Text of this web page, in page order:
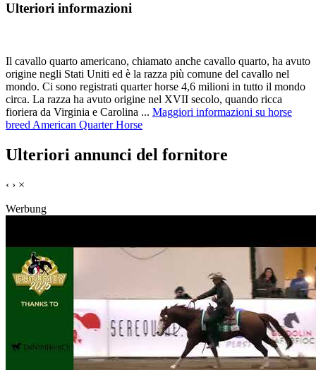
Ulteriori informazioni
Il cavallo quarto americano, chiamato anche cavallo quarto, ha avuto
origine negli Stati Uniti ed è la razza più comune del cavallo nel
mondo. Ci sono registrati quarter horse 4,6 milioni in tutto il mondo
circa. La razza ha avuto origine nel XVII secolo, quando ricca
fioriera da Virginia e Carolina ... Maggiori informazioni su horse
breed American Quarter Horse
Ulteriori annunci del fornitore
‹ › ×
Werbung